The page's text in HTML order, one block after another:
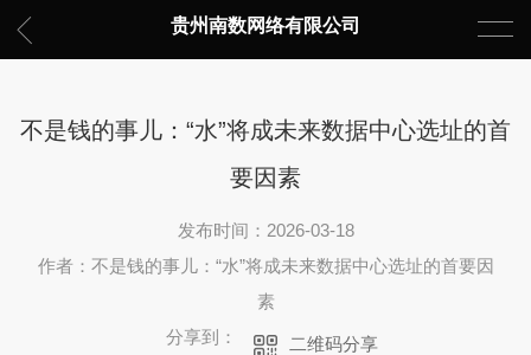
贵州南数网络有限公司
不是钱的事儿：“水”将成未来数据中心选址的首
要因素
发布时间：2026-03-18
作者：不是钱的事儿：“水”将成未来数据中心选址的首要因
素
分享到：
二维码分享